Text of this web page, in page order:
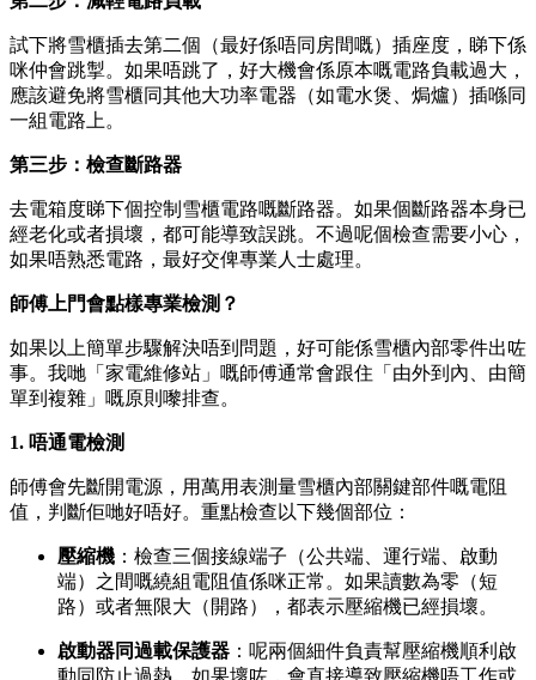
試下將雪櫃插去第二個（最好係唔同房間嘅）插座度，睇下係
咪仲會跳掣。如果唔跳了，好大機會係原本嘅電路負載過大，
應該避免將雪櫃同其他大功率電器（如電水煲、焗爐）插喺同
一組電路上。
第三步：檢查斷路器
去電箱度睇下個控制雪櫃電路嘅斷路器。如果個斷路器本身已
經老化或者損壞，都可能導致誤跳。不過呢個檢查需要小心，
如果唔熟悉電路，最好交俾專業人士處理。
師傅上門會點樣專業檢測？
如果以上簡單步驟解決唔到問題，好可能係雪櫃內部零件出咗
事。我哋「家電維修站」嘅師傅通常會跟住「由外到內、由簡
單到複雜」嘅原則嚟排查。
1. 唔通電檢測
師傅會先斷開電源，用萬用表測量雪櫃內部關鍵部件嘅電阻
值，判斷佢哋好唔好。重點檢查以下幾個部位：
壓縮機 ：檢查三個接線端子（公共端、運行端、啟動
端）之間嘅繞組電阻值係咪正常。如果讀數為零（短
路）或者無限大（開路），都表示壓縮機已經損壞。
啟動器同過載保護器 ：呢兩個細件負責幫壓縮機順利啟
動同防止過熱。如果壞咗，會直接導致壓縮機唔工作或